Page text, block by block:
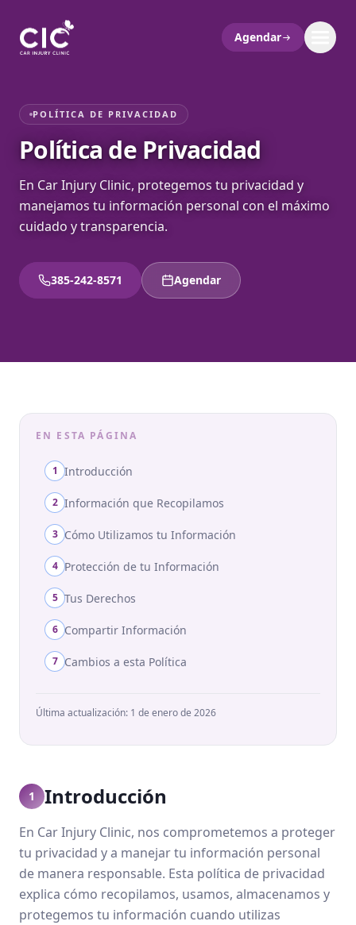
Agendar
POLÍTICA DE PRIVACIDAD
Política de Privacidad
En Car Injury Clinic, protegemos tu privacidad y
manejamos tu información personal con el máximo
cuidado y transparencia.
385-242-8571 Agendar
EN ESTA PÁGINA
1 Introducción
2 Información que Recopilamos
3 Cómo Utilizamos tu Información
4 Protección de tu Información
5 Tus Derechos
6 Compartir Información
7 Cambios a esta Política
Última actualización: 1 de enero de 2026
1 Introducción
En Car Injury Clinic, nos comprometemos a proteger
tu privacidad y a manejar tu información personal
de manera responsable. Esta política de privacidad
explica cómo recopilamos, usamos, almacenamos y
protegemos tu información cuando utilizas